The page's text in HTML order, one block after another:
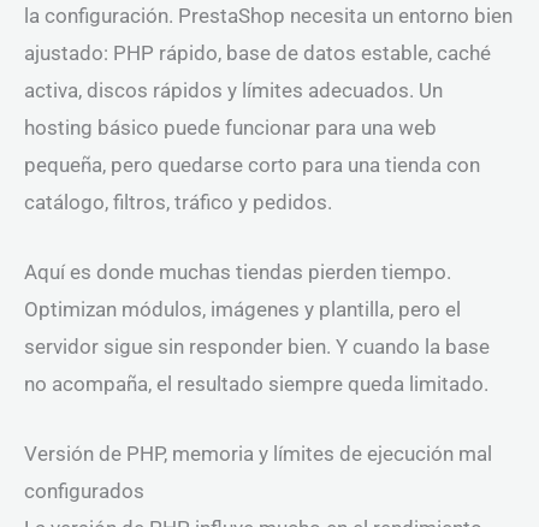
la configuración. PrestaShop necesita un entorno bien
ajustado: PHP rápido, base de datos estable, caché
activa, discos rápidos y límites adecuados. Un
hosting básico puede funcionar para una web
pequeña, pero quedarse corto para una tienda con
catálogo, filtros, tráfico y pedidos.
Aquí es donde muchas tiendas pierden tiempo.
Optimizan módulos, imágenes y plantilla, pero el
servidor sigue sin responder bien. Y cuando la base
no acompaña, el resultado siempre queda limitado.
Versión de PHP, memoria y límites de ejecución mal
configurados